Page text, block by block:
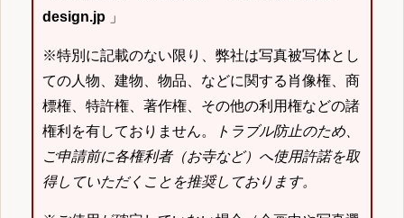
design.jp 」
※特別に記載のない限り、弊社は写真被写体とし
ての人物、建物、物品、などに関する肖像権、商
標権、特許権、著作権、その他の利用権などの諸
権利を有しておりません。
トラブル防止のため、
ご申請前に各権利者（お寺など）へ使用許諾を取
得していただくことを推奨しております。